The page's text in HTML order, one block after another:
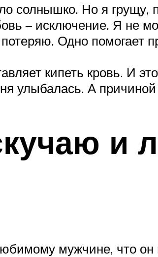
солнышко. Но я грущу,
– исключение. Я не
Одно помогает
кипеть кровь. И
улыбалась. А
и
мужчине, что